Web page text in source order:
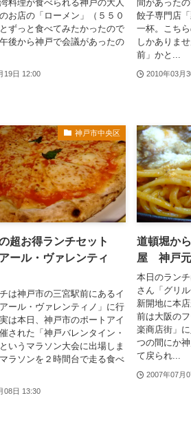
料理が食べられる神戸の大人
お店の「ローメン」（５５０
ずっと食べてみたかったので
後から神戸で会議があったの
19日 12:00
間があった
餃子専門店
一杯。こち
しかありま
前」かと...
2010年03月
神戸市中央区
超お得ランチセット
ール・ヴァレンティ
は神戸市の三宮駅前にあるイ
ール・ヴァレンティノ」に行
は本日、神戸市のポートアイ
された「神戸バレンタイン・
いうマラソン大会に出場しま
ラソンを２時間台で走る食べ
08日 13:30
道頓堀か
屋 神戸元
本日のラン
さん「グリ
新開地に本
前は大阪の
楽商店街」
つの間にか
て戻られ...
2007年07月